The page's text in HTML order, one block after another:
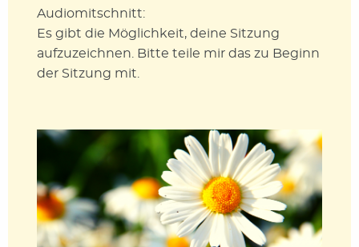
Audiomitschnitt:
Es gibt die Möglichkeit, deine Sitzung
aufzuzeichnen. Bitte teile mir das zu Beginn
der Sitzung mit.